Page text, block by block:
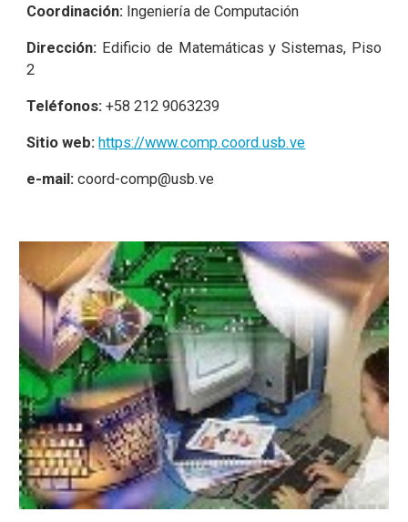
Coordinación: Ingeniería de Computación
Dirección: Edificio de Matemáticas y Sistemas, Piso
2
Teléfonos:+58212 9063239
Sitio web:https://www.comp.coord.usb.ve
e-mail: coord-comp@usb.ve